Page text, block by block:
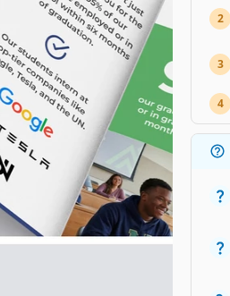
2
3
4